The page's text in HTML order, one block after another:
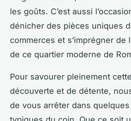
les goûts. C’est aussi
dénicher des pièces uniques
commerces et s’imprégner de
de ce quartier moderne de
Pour savourer pleinement
découverte et de détente,
de vous arrêter dans